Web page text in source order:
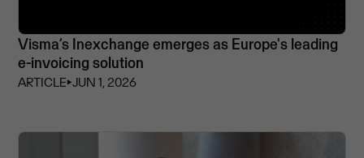
Visma’s Inexchange emerges as Europe's leading
e-invoicing solution
ARTICLE⏵JUN 1, 2026